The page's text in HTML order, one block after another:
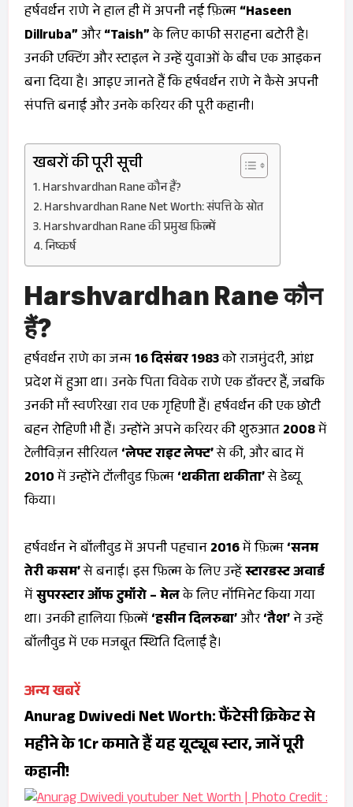
हर्षवर्धन राणे ने हाल ही में अपनी नई फ़िल्म“Haseen
Dillruba”और“Taish”के लिए काफी सराहना बटोरी है।
उनकी एक्टिंग और स्टाइल ने उन्हें युवाओं के बीच एक आइकन
बना दिया है। आइए जानते हैं कि हर्षवर्धन राणे ने कैसे अपनी
संपत्ति बनाई और उनके करियर की पूरी कहानी।
खबरों की पूरी सूची
Harshvardhan Rane कौन हैं?
Harshvardhan Rane Net Worth: संपत्ति के स्रोत
Harshvardhan Rane की प्रमुख फ़िल्में
निष्कर्ष
Harshvardhan Rane कौन
हैं?
हर्षवर्धन राणे का जन्म16 दिसंबर 1983को राजमुंदरी, आंध्र
प्रदेश में हुआ था। उनके पिता विवेक राणे एक डॉक्टर हैं, जबकि
उनकी माँ स्वर्णरेखा राव एक गृहिणी हैं। हर्षवर्धन की एक छोटी
बहन रोहिणी भी हैं। उन्होंने अपने करियर की शुरुआत2008में
टेलीविज़न सीरियल‘लेफ्ट राइट लेफ्ट’से की, और बाद में
2010में उन्होंने टॉलीवुड फ़िल्म‘थकीता थकीता’से डेब्यू
किया।
हर्षवर्धन ने बॉलीवुड में अपनी पहचान2016में फ़िल्म‘सनम
तेरी कसम’से बनाई। इस फ़िल्म के लिए उन्हेंस्टारडस्ट अवार्ड
मेंसुपरस्टार ऑफ टुमॉरो – मेलके लिए नॉमिनेट किया गया
था। उनकी हालिया फ़िल्में‘हसीन दिलरुबा’और‘तैश’ने उन्हें
बॉलीवुड में एक मजबूत स्थिति दिलाई है।
अन्य खबरें
Anurag Dwivedi Net Worth: फैंटेसी क्रिकेट से
महीने के 1Cr कमाते हैं यह यूट्यूब स्टार, जानें पूरी
कहानी!